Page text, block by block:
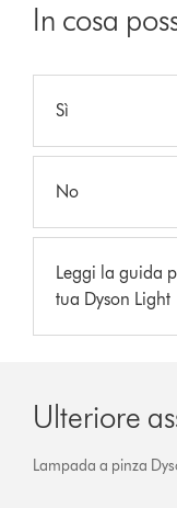
In cosa
Sì
No
Leggi la guida
tua Dyson Light
Ulteriore
Lampada a pinza